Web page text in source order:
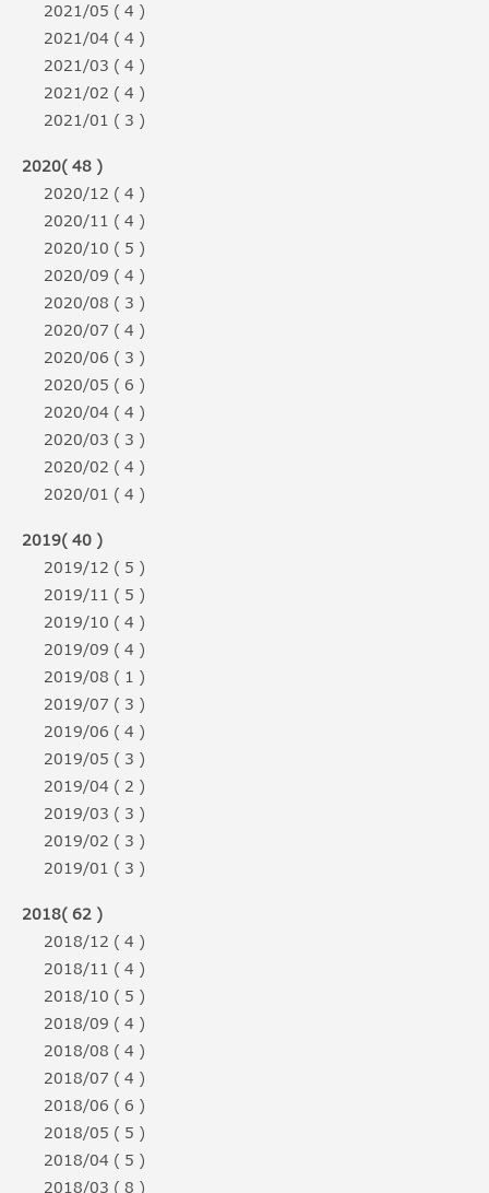
2021/05 ( 4 )
2021/04 ( 4 )
2021/03 ( 4 )
2021/02 ( 4 )
2021/01 ( 3 )
2020( 48 )
2020/12 ( 4 )
2020/11 ( 4 )
2020/10 ( 5 )
2020/09 ( 4 )
2020/08 ( 3 )
2020/07 ( 4 )
2020/06 ( 3 )
2020/05 ( 6 )
2020/04 ( 4 )
2020/03 ( 3 )
2020/02 ( 4 )
2020/01 ( 4 )
2019( 40 )
2019/12 ( 5 )
2019/11 ( 5 )
2019/10 ( 4 )
2019/09 ( 4 )
2019/08 ( 1 )
2019/07 ( 3 )
2019/06 ( 4 )
2019/05 ( 3 )
2019/04 ( 2 )
2019/03 ( 3 )
2019/02 ( 3 )
2019/01 ( 3 )
2018( 62 )
2018/12 ( 4 )
2018/11 ( 4 )
2018/10 ( 5 )
2018/09 ( 4 )
2018/08 ( 4 )
2018/07 ( 4 )
2018/06 ( 6 )
2018/05 ( 5 )
2018/04 ( 5 )
2018/03 ( 8 )